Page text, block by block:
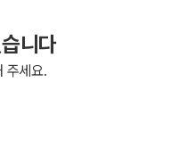
니다
주세요.